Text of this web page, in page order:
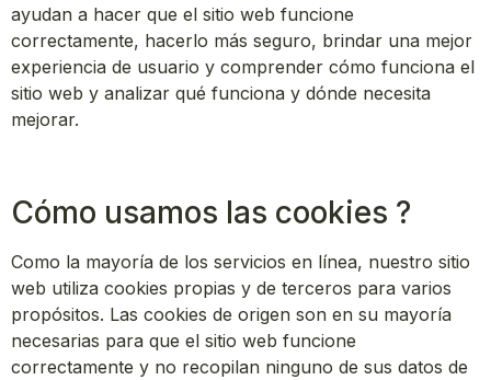
ayudan a hacer que el sitio web funcione
correctamente, hacerlo más seguro, brindar una mejor
experiencia de usuario y comprender cómo funciona el
sitio web y analizar qué funciona y dónde necesita
mejorar.
Cómo usamos las cookies ?
Como la mayoría de los servicios en línea, nuestro sitio
web utiliza cookies propias y de terceros para varios
propósitos. Las cookies de origen son en su mayoría
necesarias para que el sitio web funcione
correctamente y no recopilan ninguno de sus datos de